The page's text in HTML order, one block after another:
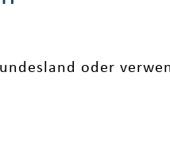
oder